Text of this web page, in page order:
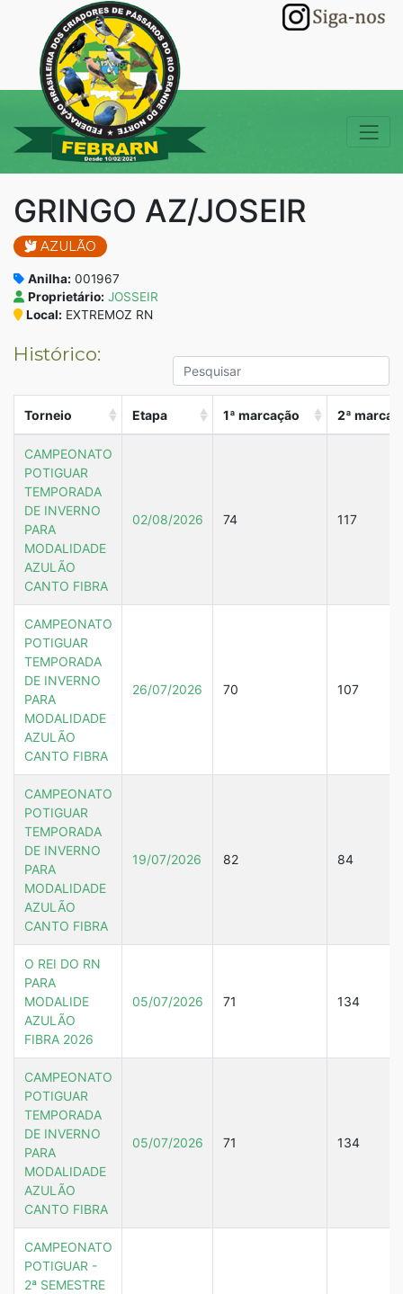
GRINGO AZ/JOSEIR
AZULÃO
Anilha: 001967
Proprietário: JOSSEIR
Local: EXTREMOZ RN
Histórico:
Torneio Etapa 1ª marcação 2ª
CAMPEONATO
POTIGUAR
TEMPORADA
DE INVERNO
PARA
MODALIDADE
AZULÃO
CANTO FIBRA
02/08/2026 74 117
CAMPEONATO
POTIGUAR
TEMPORADA
DE INVERNO
PARA
MODALIDADE
AZULÃO
CANTO FIBRA
26/07/2026 70 107
CAMPEONATO
POTIGUAR
TEMPORADA
DE INVERNO
PARA
MODALIDADE
AZULÃO
CANTO FIBRA
19/07/2026 82 84
O REI DO RN
PARA
MODALIDE
AZULÃO
FIBRA 2026
05/07/2026 71 134
CAMPEONATO
POTIGUAR
TEMPORADA
DE INVERNO
PARA
MODALIDADE
AZULÃO
CANTO FIBRA
05/07/2026 71 134
CAMPEONATO
POTIGUAR -
2ª SEMESTRE